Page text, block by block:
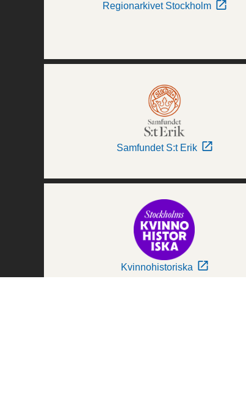
Regionarkivet Stockholm
Samfundet S:t Erik
Kvinnohistoriska